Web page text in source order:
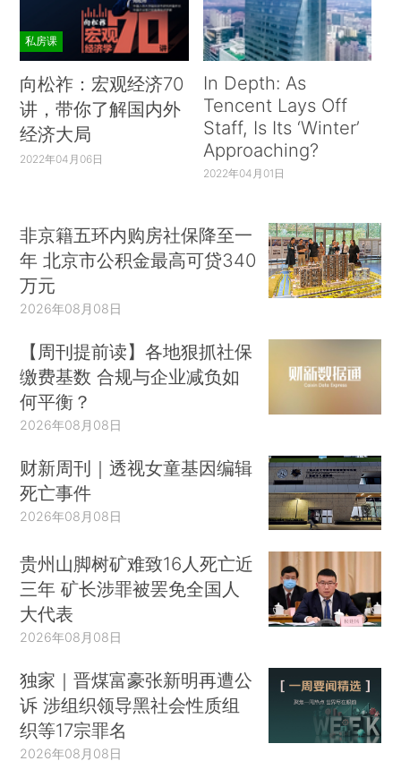
私房课
向松祚：宏观经济70
讲，带你了解国内外
经济大局
2022年04月06日
In Depth: As
Tencent Lays Off
Staff, Is Its ‘Winter’
Approaching?
2022年04月01日
非京籍五环内购房社保降至一
年 北京市公积金最高可贷340
万元
2026年08月08日
【周刊提前读】各地狠抓社保
缴费基数 合规与企业减负如
何平衡？
2026年08月08日
财新周刊｜透视女童基因编辑
死亡事件
2026年08月08日
贵州山脚树矿难致16人死亡近
三年 矿长涉罪被罢免全国人
大代表
2026年08月08日
独家｜晋煤富豪张新明再遭公
诉 涉组织领导黑社会性质组
织等17宗罪名
2026年08月08日